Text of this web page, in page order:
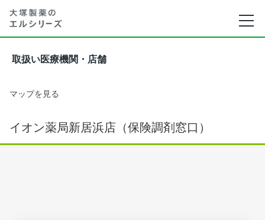
取扱い医療機関・店舗
マップを見る
イオン薬局新居浜店（保険調剤窓口）